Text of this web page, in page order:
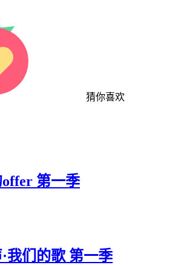
猜你喜欢
第一季
我们的歌 第一季